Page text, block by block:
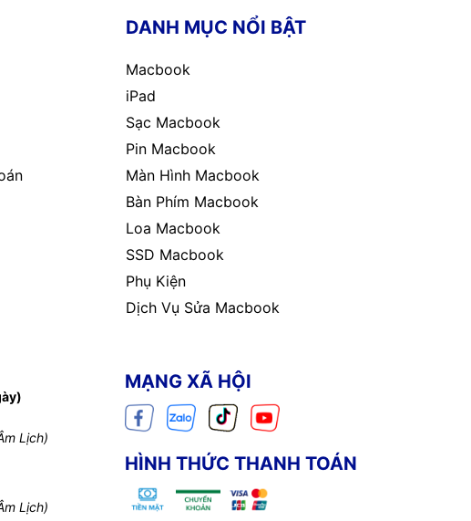
DANH MỤC NỔI BẬT
Macbook
iPad
Sạc Macbook
Pin Macbook
Màn Hình Macbook
Bàn Phím Macbook
Loa Macbook
SSD Macbook
Phụ Kiện
Dịch Vụ Sửa Macbook
Lịch)
Lịch)
MẠNG XÃ HỘI
HÌNH THỨC THANH TOÁN